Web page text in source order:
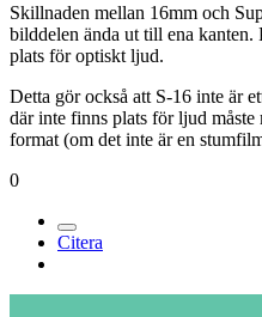
Skillnaden mellan 16mm och
bilddelen ända ut till ena
plats för optiskt ljud.
Detta gör också att S-16 inte är
där inte finns plats för ljud
format (om det inte är en
0
Citera